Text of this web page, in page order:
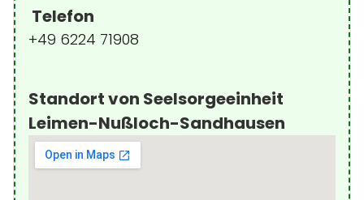
Telefon
+49 6224 71908
Standort von Seelsorgeeinheit
Leimen-Nußloch-Sandhausen